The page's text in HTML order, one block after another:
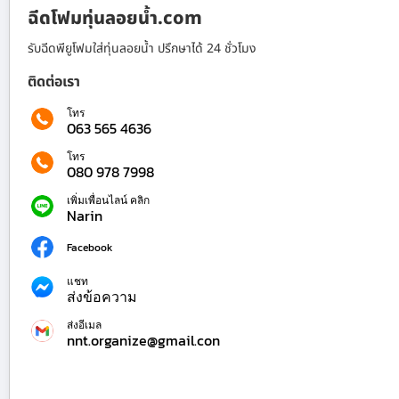
ฉีดโฟมทุ่นลอยน้ำ.com
รับฉีดพียูโฟมใส่ทุ่นลอยน้ำ ปรึกษาได้ 24 ชั่วโมง
ติดต่อเรา
โทร
063 565 4636
โทร
080 978 7998
เพิ่มเพื่อนไลน์ คลิก
Narin
Facebook
แชท
ส่งข้อความ
ส่งอีเมล
nnt.organize@gmail.con